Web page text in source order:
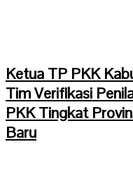
Ketua TP PKK
Tim Verifikasi
PKK Tingkat
Baru